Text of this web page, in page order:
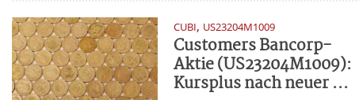
CUBI, US23204M1009
Customers Bancorp-
Aktie (US23204M1009):
Kursplus nach neuer ...